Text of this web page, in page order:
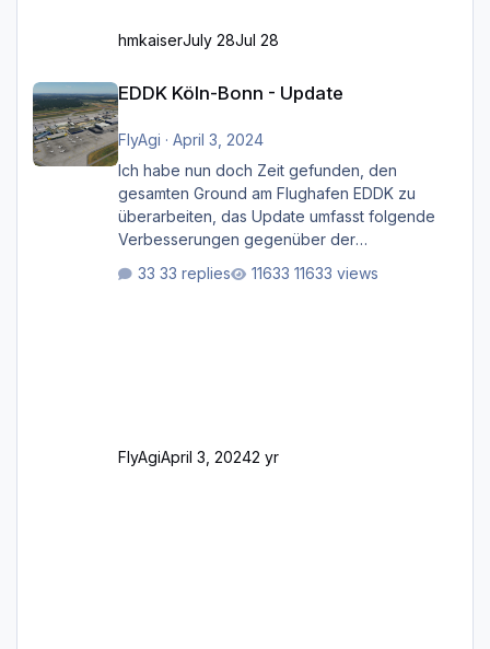
hmkaiserJuly 28Jul 28
EDDK Köln-Bonn - Update
FlyAgi · April 3, 2024
Ich habe nun doch Zeit gefunden, den
gesamten Ground am Flughafen EDDK zu
überarbeiten, das Update umfasst folgende
Verbesserungen gegenüber der
Bodenmarkierungen (der Flughafen sollte
33 replies 11633 views
FlyAgiApril 3, 20242 yr